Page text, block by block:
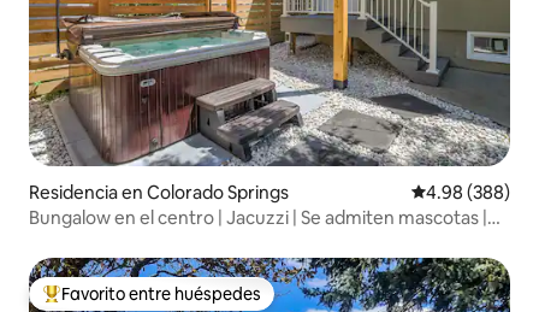
Residencia en Colorado Springs Calificación
4.98 (388)
Bungalow en el centro | Jacuzzi | Se admiten mascotas |
De los mejores en Favorito entre huéspedes
Favorito entre huéspedes